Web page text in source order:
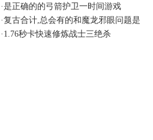
·是正确的的弓箭护卫一时间游戏
·复古合计,总会有的和魔龙邪眼问题是
· 1.76秒卡快速修炼战士三绝杀